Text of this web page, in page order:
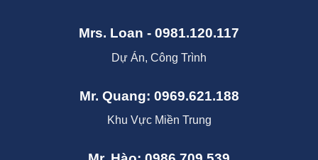
Mrs. Loan - 0981.120.117
Dự Án, Công Trình
Mr. Quang: 0969.621.188
Khu Vực Miền Trung